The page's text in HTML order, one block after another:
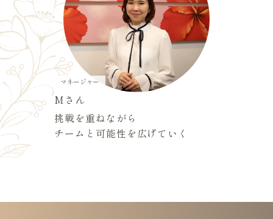
マネージャー
Mさん
挑戦を重ねながら
チームと可能性を広げていく